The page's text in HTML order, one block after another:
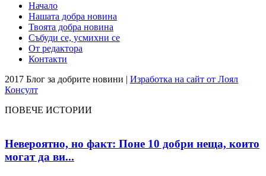
Начало
Нашата добра новина
Твоята добра новина
Събуди се, усмихни се
От редактора
Контакти
2017 Блог за добрите новини | Изработка на сайт от Лоял
Консулт
ПОВЕЧЕ ИСТОРИИ
Невероятно, но факт: Поне 10 добри неща, които
могат да ви...